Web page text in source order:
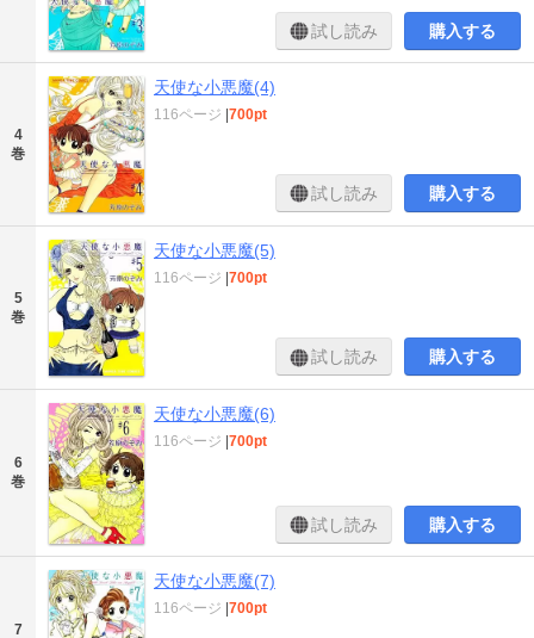
試し読み 購入する
4
巻
天使な小悪魔(4)
116ページ 700pt
試し読み 購入する
5
巻
天使な小悪魔(5)
116ページ 700pt
試し読み 購入する
6
巻
天使な小悪魔(6)
116ページ 700pt
試し読み 購入する
7
天使な小悪魔(7)
116ページ 700pt